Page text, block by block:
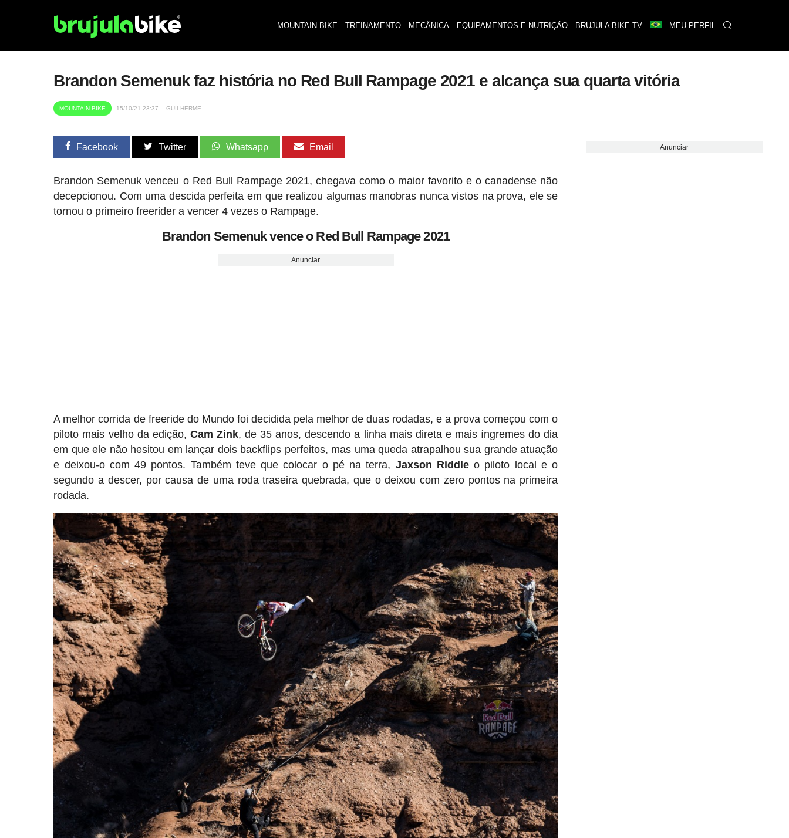
MOUNTAIN BIKE TREINAMENTO MECÂNICA EQUIPAMENTOS E NUTRIÇÃO BRUJULA BIKE TV MEU PERFIL
Brandon Semenuk faz história no Red Bull Rampage 2021 e alcança sua quarta vitória
MOUNTAIN BIKE 15/10/21 23:37 GUILHERME
Facebook Twitter Whatsapp Email
Brandon Semenuk venceu o Red Bull Rampage 2021, chegava como o maior favorito e o canadense não
decepcionou. Com uma descida perfeita em que realizou algumas manobras nunca vistos na prova, ele se
tornou o primeiro freerider a vencer 4 vezes o Rampage.
Brandon Semenuk vence o Red Bull Rampage 2021
Anunciar
A melhor corrida de freeride do Mundo foi decidida pela melhor de duas rodadas, e a prova começou com o
piloto mais velho da edição, Cam Zink, de 35 anos, descendo a linha mais direta e mais íngremes do dia
em que ele não hesitou em lançar dois backflips perfeitos, mas uma queda atrapalhou sua grande atuação
e deixou-o com 49 pontos. Também teve que colocar o pé na terra, Jaxson Riddleo piloto local e o
segundo a descer, por causa de uma roda traseira quebrada, que o deixou com zero pontos na primeira
rodada.
Anunciar